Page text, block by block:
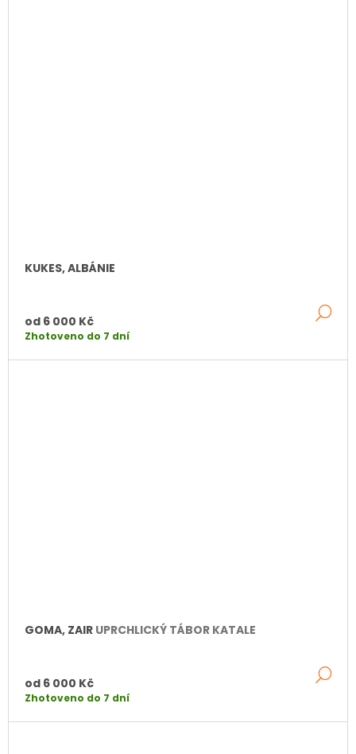
KUKES, ALBÁNIE
od 6 000 Kč
Zhotoveno do 7 dní
GOMA, ZAIR UPRCHLICKÝ TÁBOR KATALE
od 6 000 Kč
Zhotoveno do 7 dní